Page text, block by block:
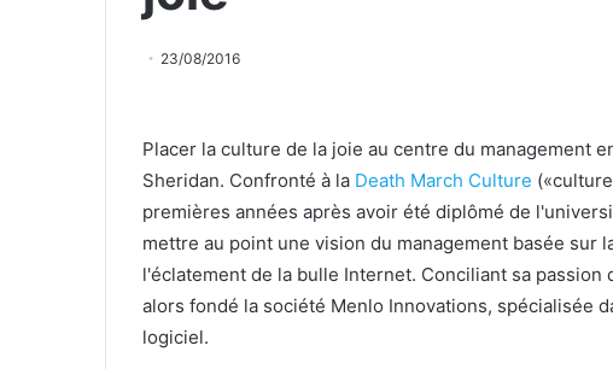
23/08/2016
Placer la culture de la joie au centre du management
Sheridan. Confronté à la Death March Culture
premières années après avoir été diplômé de
mettre au point une vision du management basée sur
l'éclatement de la bulle Internet. Conciliant sa
alors fondé la société Menlo Innovations, spécialisée
logiciel.